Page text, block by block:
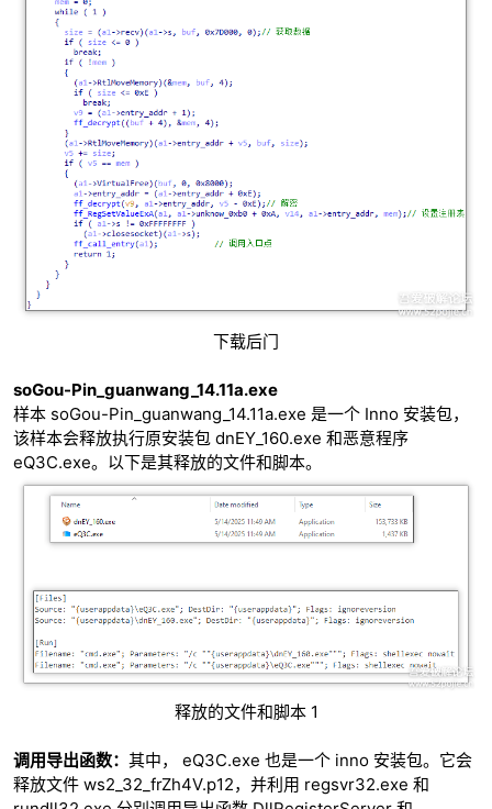
下载后门
soGou-Pin_guanwang_14.11a.exe
样本 soGou-Pin_guanwang_14.11a.exe 是一个 Inno 安装包，
该样本会释放执行原安装包 dnEY_160.exe 和恶意程序
eQ3C.exe。以下是其释放的文件和脚本。
释放的文件和脚本 1
调用导出函数： 其中， eQ3C.exe 也是一个 inno 安装包。它会
释放文件 ws2_32_frZh4V.p12，并利用 regsvr32.exe 和